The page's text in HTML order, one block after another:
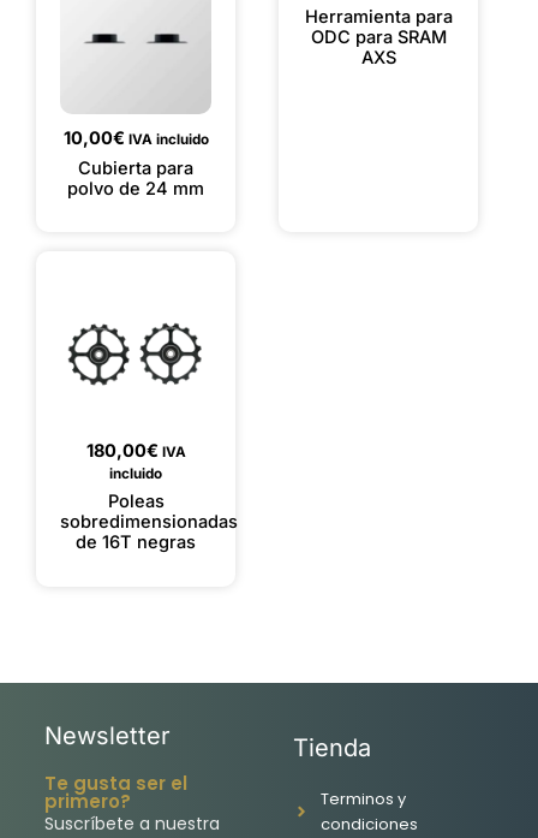
10,00€ IVA incluido
Cubierta para
polvo de 24 mm
Herramienta para
ODC para SRAM
AXS
180,00€ IVA
incluido
Poleas
sobredimensionadas
de 16T negras
Newsletter
Te gusta ser el
primero?
Suscríbete a nuestra
Tienda
Terminos y
condiciones